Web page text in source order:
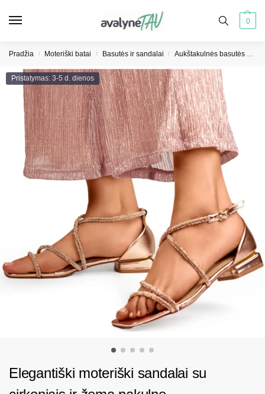
0
Pradžia / Moteriški batai / Basutės ir sandalai / Aukštakulnės basutės moterims
Pristatymas: 3-5 d. dienos
Elegantiški moteriški sandalai su